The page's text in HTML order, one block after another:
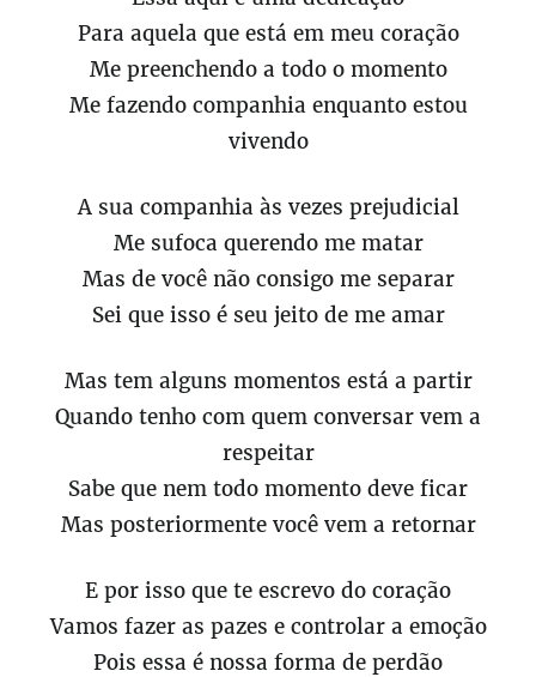
Para aquela que está em meu coração
Me preenchendo a todo o momento
Me fazendo companhia enquanto estou
vivendo
A sua companhia às vezes prejudicial
Me sufoca querendo me matar
Mas de você não consigo me separar
Sei que isso é seu jeito de me amar
Mas tem alguns momentos está a partir
Quando tenho com quem conversar vem a
respeitar
Sabe que nem todo momento deve ficar
Mas posteriormente você vem a retornar
E por isso que te escrevo do coração
Vamos fazer as pazes e controlar a emoção
Pois essa é nossa forma de perdão